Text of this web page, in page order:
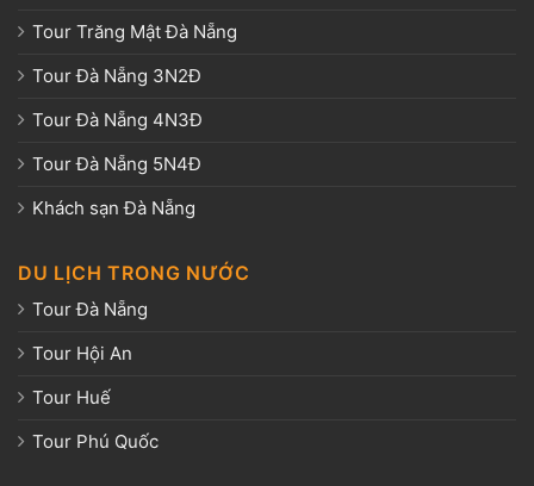
Tour Trăng Mật Đà Nẵng
Tour Đà Nẵng 3N2Đ
Tour Đà Nẵng 4N3Đ
Tour Đà Nẵng 5N4Đ
Khách sạn Đà Nẵng
DU LỊCH TRONG NƯỚC
Tour Đà Nẵng
Tour Hội An
Tour Huế
Tour Phú Quốc